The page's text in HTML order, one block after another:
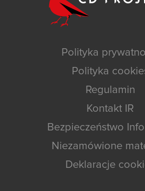
Polityka
Polityka
Regulamin
Kontakt IR
Bezpieczeństwo
Niezamówione
Deklaracje